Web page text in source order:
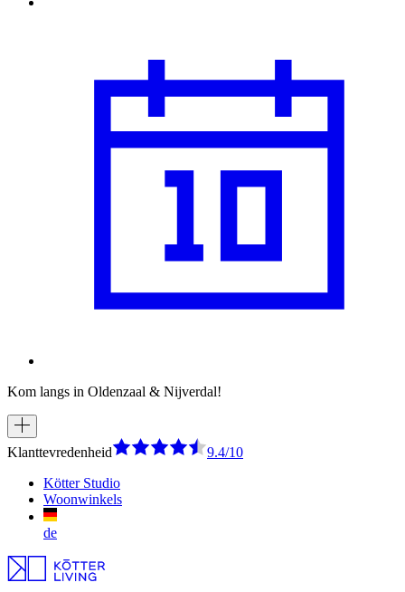
Kom langs in Oldenzaal & Nijverdal!
Klanttevredenheid
9.4/10
Kötter Studio
Woonwinkels
de